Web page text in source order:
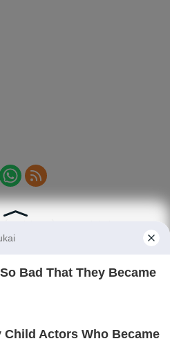
Kode Etik Jurnalistik (KEJ)
PT TOP MEDIA MANDIRI
MANDIRI